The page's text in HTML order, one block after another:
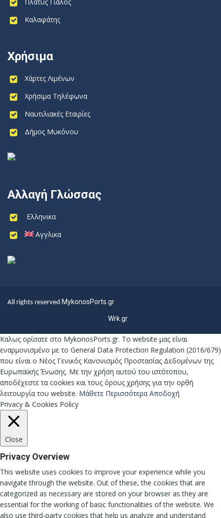
Καλαφάτης
Χρήσιμα
Χάρτες Λιμένων
Χρήσιμα Τηλέφωνα
Ναυτιλιακές Εταιρίες
Δήμος Μυκόνου
Αλλαγή Γλώσσας
Ελληνικα
Αγγλικα
All rights reserved MykonosPorts.gr
Wrk.gr
Καλως ορίσατε στο MykonosPorts.gr. Το website μας είναι
εναρμονισμένο με το General Data Protection Regulation (2016/679)
που είναι ο Νέος Γενικός Κανονισμός Προστασίας Δεδομένων της
Ευρωπαϊκής Ένωσης. Με την χρήση αυτού του ιστότοπου,
αποδέχεστε τα cookies και τους όρους χρήσης για την ορθή
λειτουργία του website. Μάθετε Περισσότερα Αποδοχή
Privacy & Cookies Policy
Close
Privacy Overview
This website uses cookies to improve your experience while you
navigate through the website. Out of these, the cookies that are
categorized as necessary are stored on your browser as they are
essential for the working of basic functionalities of the website. We
also use third-party cookies that help us analyze and understand